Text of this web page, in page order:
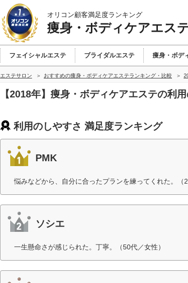
オリコン顧客満足度ランキング
痩身・ボディケアエス
フェイシャルエステ ブライダルエステ 痩身・ボデ
エステサロン おすすめの痩身・ボディケアエステランキング・比較
【2018年】痩身・ボディケアエステの利
利用のしやすさ 満足度ランキング
PMK
悩みなどから、自分に合ったプランを練ってくれた。（
ソシエ
一生懸命さが感じられた。丁寧。（50代／女性）